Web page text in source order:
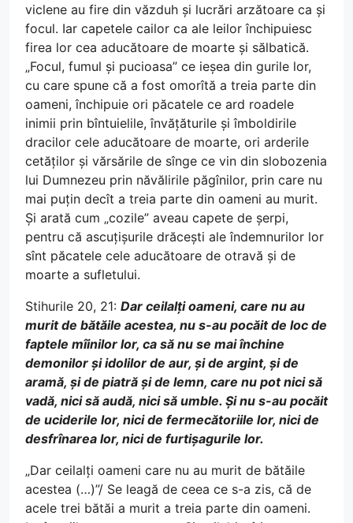
viclene au fire din văzduh și lucrări arzătoare ca și
focul. Iar capetele cailor ca ale leilor închipuiesc
firea lor cea aducătoare de moarte și sălbatică.
„Focul, fumul și pucioasa” ce ieșea din gurile lor,
cu care spune că a fost omorîtă a treia parte din
oameni, închipuie ori păcatele ce ard roadele
inimii prin bîntuielile, învățăturile și îmboldirile
dracilor cele aducătoare de moarte, ori arderile
cetăților și vărsările de sînge ce vin din slobozenia
lui Dumnezeu prin năvălirile păgînilor, prin care nu
mai puțin decît a treia parte din oameni au murit.
Și arată cum „cozile” aveau capete de șerpi,
pentru că ascuțișurile drăcești ale îndemnurilor lor
sînt păcatele cele aducătoare de otravă și de
moarte a sufletului.
Stihurile 20, 21: Dar ceilalți oameni, care nu au
murit de bătăile acestea, nu s-au pocăit de loc de
faptele mîinilor lor, ca să nu se mai închine
demonilor și idolilor de aur, și de argint, și de
aramă, și de piatră și de lemn, care nu pot nici să
vadă, nici să audă, nici să umble. Și nu s-au pocăit
de uciderile lor, nici de fermecătoriile lor, nici de
desfrînarea lor, nici de furtișagurile lor.
„Dar ceilalți oameni care nu au murit de bătăile
acestea (…)”/ Se leagă de ceea ce s-a zis, că de
acele trei bătăi a murit a treia parte din oameni.